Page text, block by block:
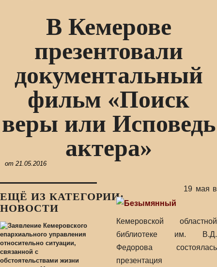
В Кемерове
презентовали
документальный
фильм «Поиск
веры или Исповедь
актера»
от 21.05.2016
ЕЩЁ ИЗ КАТЕГОРИИ:
НОВОСТИ
19 мая в
Кемеровской областной
библиотеке им. В.Д.
Федорова состоялась
презентация